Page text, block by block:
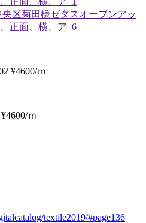
ｍ
textile2019/#page136